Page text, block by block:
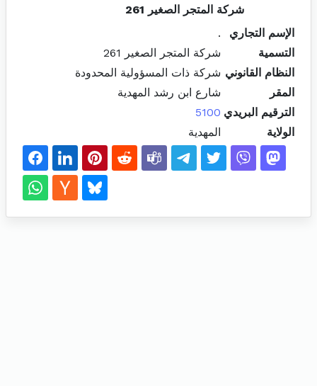
شركة المتجر الصغير 261
الإسم التجاري
.
التسمية
شركة المتجر الصغير 261
النظام القانوني شركة ذات المسؤولية المحدودة
المقر
شارع ابن رشد المهدية
الترقيم البريدي 5100
الولاية
المهدية